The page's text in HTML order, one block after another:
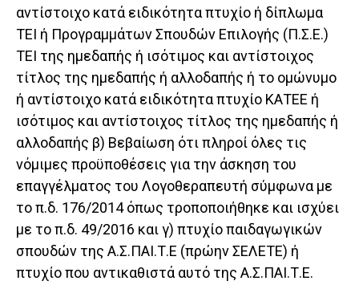
αντίστοιχο κατά ειδικότητα πτυχίο ή δίπλωμα
ΤΕΙ ή Προγραμμάτων Σπουδών Επιλογής (Π.Σ.Ε.)
ΤΕΙ της ημεδαπής ή ισότιμος και αντίστοιχος
τίτλος της ημεδαπής ή αλλοδαπής ή το ομώνυμο
ή αντίστοιχο κατά ειδικότητα πτυχίο ΚΑΤΕΕ ή
ισότιμος και αντίστοιχος τίτλος της ημεδαπής ή
αλλοδαπής β) Βεβαίωση ότι πληροί όλες τις
νόμιμες προϋποθέσεις για την άσκηση του
επαγγέλματος του Λογοθεραπευτή σύμφωνα με
το π.δ. 176/2014 όπως τροποποιήθηκε και ισχύει
με το π.δ. 49/2016 και γ) πτυχίο παιδαγωγικών
σπουδών της Α.Σ.ΠΑΙ.Τ.Ε (πρώην ΣΕΛΕΤΕ) ή
πτυχίο που αντικαθιστά αυτό της Α.Σ.ΠΑΙ.Τ.Ε.